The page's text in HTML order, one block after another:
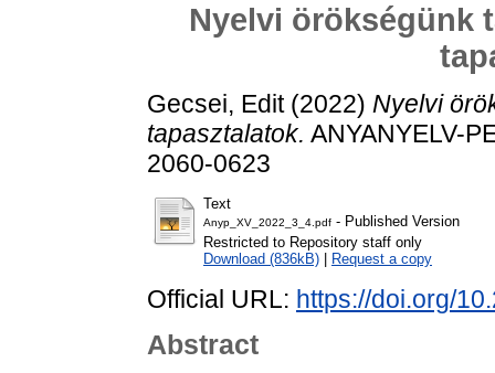
Nyelvi örökségünk
Gecsei, Edit(2022) Nyelvi
tapasztalatok. ANYANYELV-
2060-0623
Text
Anyp_XV_2022_3_4.pdf - Published Version
Restricted to Repository staff only
Download (836kB)
Request a copy
Official URL: https://doi.org/
Abstract